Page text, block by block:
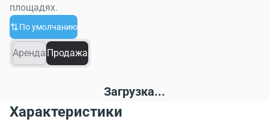
площадях.
По умолчанию
Аренда Продажа
Загрузка...
Характеристики